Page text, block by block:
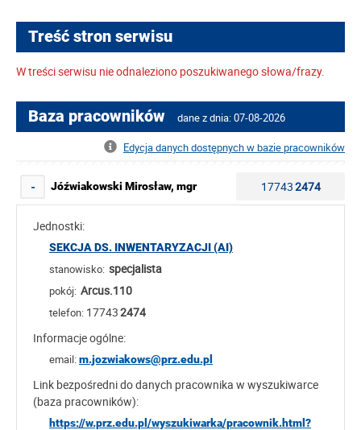
Treść stron serwisu
W treści serwisu nie odnaleziono poszukiwanego słowa/frazy.
Baza pracowników dane z dnia: 07-08-2026
Edycja danych dostępnych w bazie pracowników
- Jóźwiakowski Mirosław, mgr 177432474
Jednostki:
SEKCJA DS. INWENTARYZACJI (AI)
stanowisko: specjalista
pokój: Arcus.110
telefon: 177432474
Informacje ogólne:
email:m.jozwiakows@prz.edu.pl
Link bezpośredni do danych pracownika w wyszukiwarce
(baza pracowników):
https://w.prz.edu.pl/wyszukiwarka/pracownik.html?